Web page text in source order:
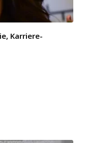
Karriere-